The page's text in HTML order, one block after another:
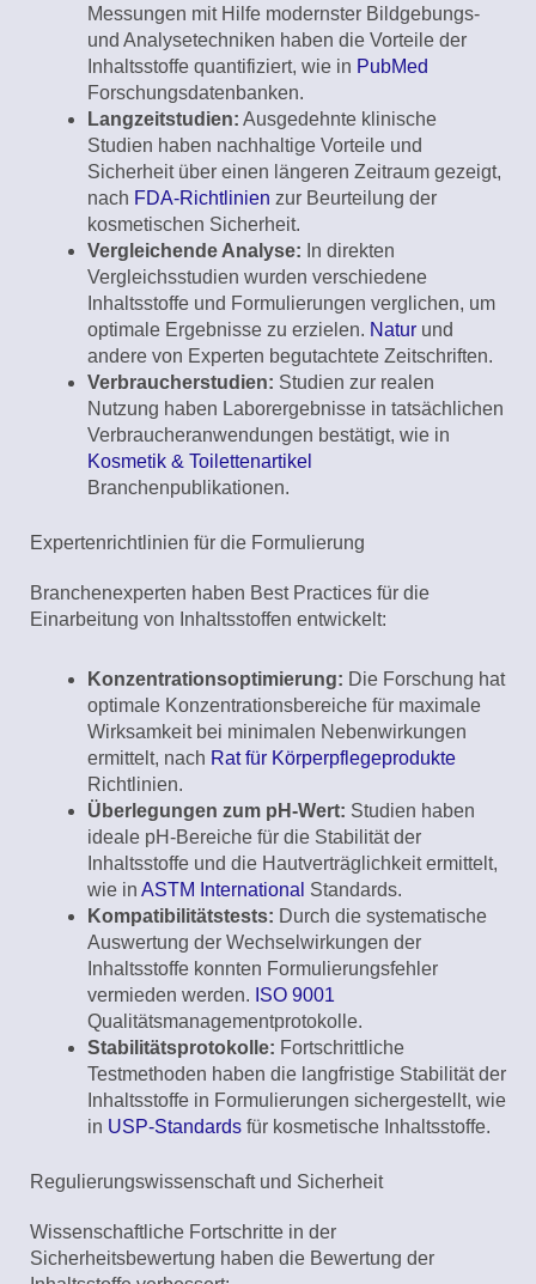
Messungen mit Hilfe modernster Bildgebungs-
und Analysetechniken haben die Vorteile der
Inhaltsstoffe quantifiziert, wie in PubMed
Forschungsdatenbanken.
Langzeitstudien: Ausgedehnte klinische
Studien haben nachhaltige Vorteile und
Sicherheit über einen längeren Zeitraum gezeigt,
nach FDA-Richtlinien zur Beurteilung der
kosmetischen Sicherheit.
Vergleichende Analyse: In direkten
Vergleichsstudien wurden verschiedene
Inhaltsstoffe und Formulierungen verglichen, um
optimale Ergebnisse zu erzielen. Natur und
andere von Experten begutachtete Zeitschriften.
Verbraucherstudien: Studien zur realen
Nutzung haben Laborergebnisse in tatsächlichen
Verbraucheranwendungen bestätigt, wie in
Kosmetik & Toilettenartikel
Branchenpublikationen.
Expertenrichtlinien für die Formulierung
Branchenexperten haben Best Practices für die
Einarbeitung von Inhaltsstoffen entwickelt:
Konzentrationsoptimierung: Die Forschung hat
optimale Konzentrationsbereiche für maximale
Wirksamkeit bei minimalen Nebenwirkungen
ermittelt, nach Rat für Körperpflegeprodukte
Richtlinien.
Überlegungen zum pH-Wert: Studien haben
ideale pH-Bereiche für die Stabilität der
Inhaltsstoffe und die Hautverträglichkeit ermittelt,
wie in ASTM International Standards.
Kompatibilitätstests: Durch die systematische
Auswertung der Wechselwirkungen der
Inhaltsstoffe konnten Formulierungsfehler
vermieden werden. ISO 9001
Qualitätsmanagementprotokolle.
Stabilitätsprotokolle: Fortschrittliche
Testmethoden haben die langfristige Stabilität der
Inhaltsstoffe in Formulierungen sichergestellt, wie
in USP-Standards für kosmetische Inhaltsstoffe.
Regulierungswissenschaft und Sicherheit
Wissenschaftliche Fortschritte in der
Sicherheitsbewertung haben die Bewertung der